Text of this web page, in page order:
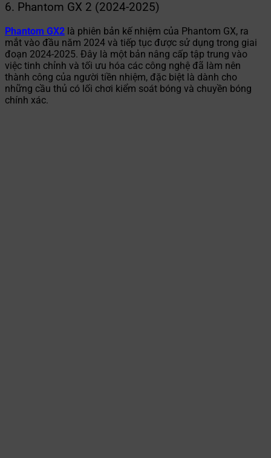
6. Phantom GX 2 (2024-2025)
Phantom GX2 là phiên bản kế nhiệm của Phantom GX, ra
mắt vào đầu năm 2024 và tiếp tục được sử dụng trong giai
đoạn 2024-2025. Đây là một bản nâng cấp tập trung vào
việc tinh chỉnh và tối ưu hóa các công nghệ đã làm nên
thành công của người tiền nhiệm, đặc biệt là dành cho
những cầu thủ có lối chơi kiểm soát bóng và chuyền bóng
chính xác.